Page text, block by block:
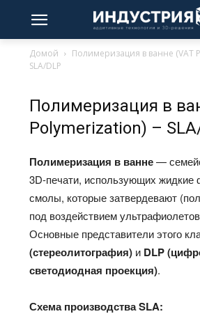
Домой
Полимеризация в ванне (VAT
SLA/DLP
Полимеризация в
Polymerization) –
Полимеризация в ванне—
3D-печати, использующих
смолы, которые затвердевают
под воздействием
Основные представители этого
(стереолитография) и DLP
светодиодная проекция).​
Схема производства SLA: